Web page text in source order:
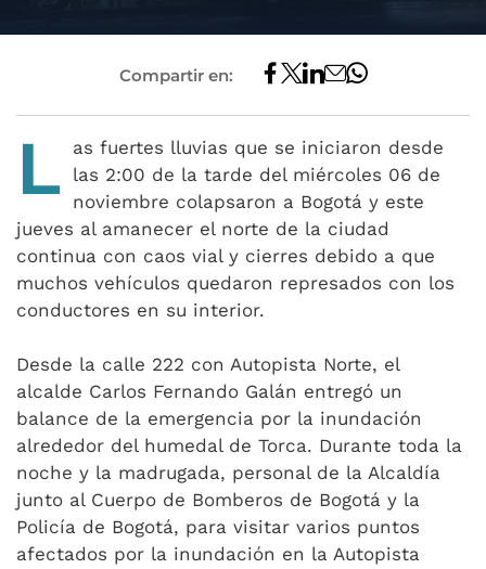
Compartir en:
L
as fuertes lluvias que se iniciaron desde
las 2:00 de la tarde del miércoles 06 de
noviembre colapsaron a Bogotá y este
jueves al amanecer el norte de la ciudad
continua con caos vial y cierres debido a que
muchos vehículos quedaron represados con los
conductores en su interior.
Desde la calle 222 con Autopista Norte, el
alcalde Carlos Fernando Galán entregó un
balance de la emergencia por la inundación
alrededor del humedal de Torca. Durante toda la
noche y la madrugada, personal de la Alcaldía
junto al Cuerpo de Bomberos de Bogotá y la
Policía de Bogotá, para visitar varios puntos
afectados por la inundación en la Autopista